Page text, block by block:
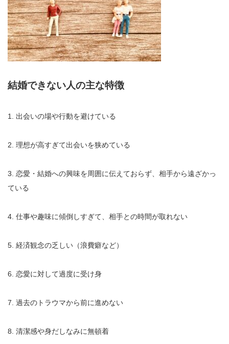
結婚できない人の主な特徴
1. 出会いの場や行動を避けている
2. 理想が高すぎて出会いを狭めている
3. 恋愛・結婚への興味を周囲に伝えておらず、相手から遠ざかっ
ている
4. 仕事や趣味に傾倒しすぎて、相手との時間が取れない
5. 経済観念の乏しい（浪費癖など）
6. 恋愛に対して過度に受け身
7. 過去のトラウマから前に進めない
8. 清潔感や身だしなみに無頓着